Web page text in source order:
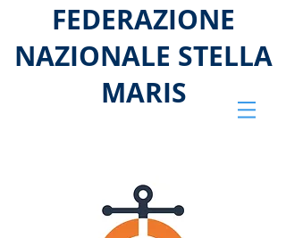
FEDERAZIONE
NAZIONALE STELLA
MARIS